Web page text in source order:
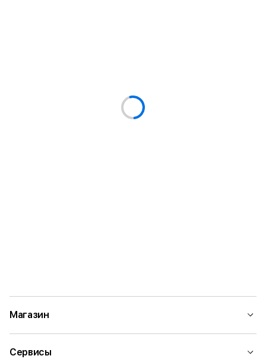
Магазин
Сервисы